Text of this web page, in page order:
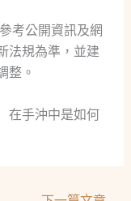
考公開資訊及網
法規為準，並建
整。
在手沖中是如何